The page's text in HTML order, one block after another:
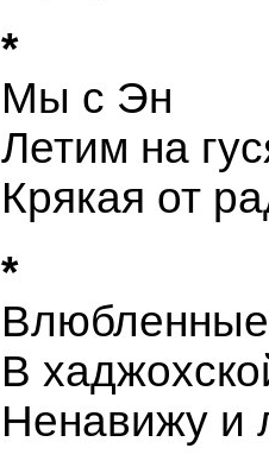
*
Мы с Эн
Летим на
Крякая от
*
В
Ненавижу и